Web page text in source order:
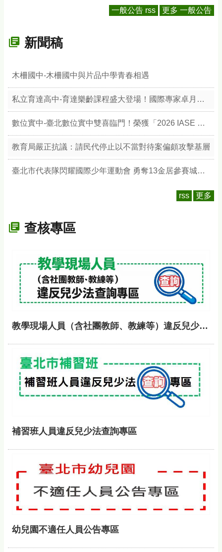
一般公告 rss 更多 一般公告
新聞稿
木柵國中-木柵國中與片品中學青春相遇
私立育達高中-育達樂齡課程盛大登場！國際專家卓月蘭帶領樂齡族體驗綠色療癒力
數位實中-臺北數位實中雙喜臨門！榮獲「2026 IASE 教育影響力獎」雙楷模，以數位治理與無圍牆校園引領教育新典範
教育局嚴正抗議：請民代停止以不當對待案偏頗攻擊基層
臺北市代表隊閃耀國際少年運動會 勇奪13金居參賽城市之冠 展現競技實力與城市榮耀
rss 更多
查核專區
教學現場人員（含社團教師、教練等）違反兒少法查詢專區
補習班人員違反兒少法查詢專區
幼兒園不適任人員公告專區